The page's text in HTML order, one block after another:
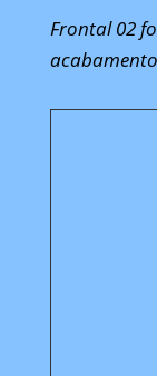
Frontal 02